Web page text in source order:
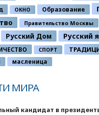
ОКНО Образование
Правительство Москвы
Русский Дом Русский
СПОРТ
масленица
МИРА
кандидат в